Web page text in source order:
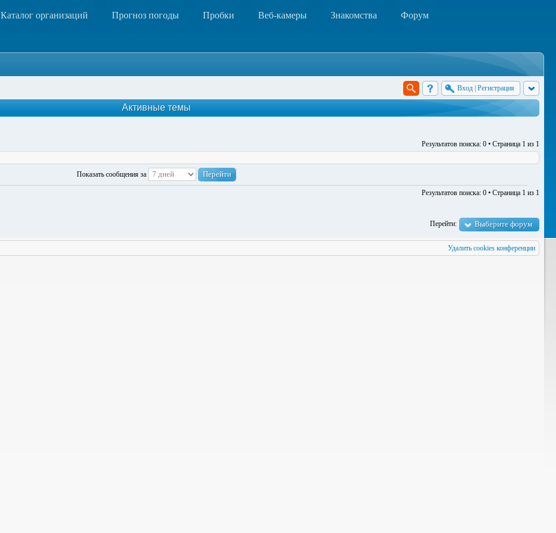
Каталог организаций Прогноз погоды Пробки Веб-камеры Знакомства Форум
Вход Регистрация
Активные темы
Результатов поиска: 0 • Страница 1 из 1
Показать сообщения за
Результатов поиска: 0 • Страница 1 из 1
Перейти:
Выберите форум
Удалить cookies конференции